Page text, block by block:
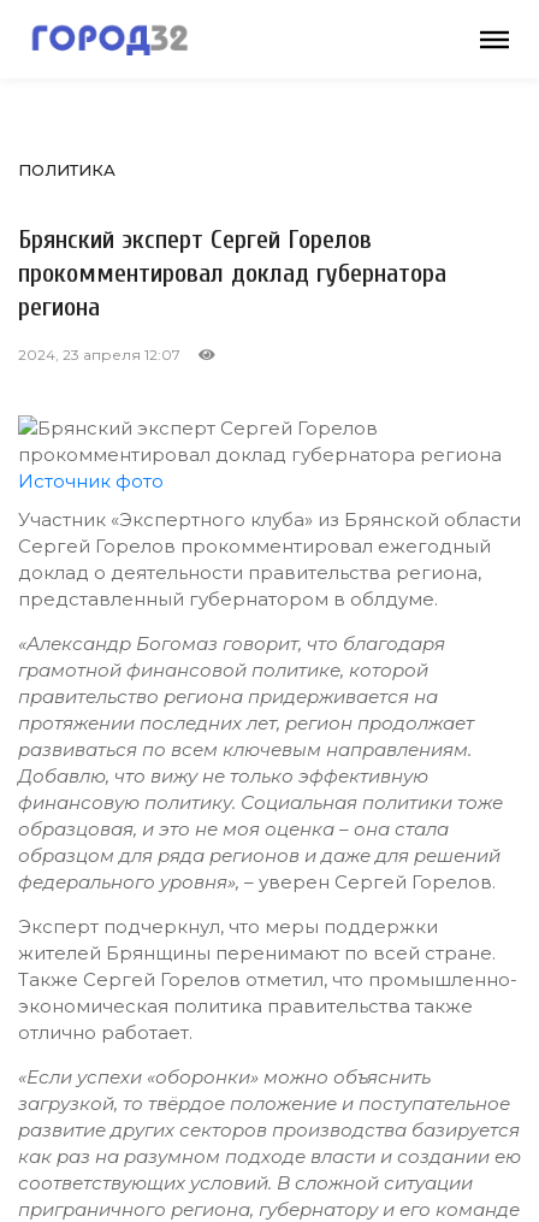
ПОЛИТИКА
Брянский эксперт Сергей Горелов
прокомментировал доклад губернатора
региона
2024, 23 апреля 12:07
Источник фото
Участник «Экспертного клуба» из Брянской области
Сергей Горелов прокомментировал ежегодный
доклад о деятельности правительства региона,
представленный губернатором в облдуме.
«Александр Богомаз говорит, что благодаря
грамотной финансовой политике, которой
правительство региона придерживается на
протяжении последних лет, регион продолжает
развиваться по всем ключевым направлениям.
Добавлю, что вижу не только эффективную
финансовую политику. Социальная политики тоже
образцовая, и это не моя оценка – она стала
образцом для ряда регионов и даже для решений
федерального уровня», – уверен Сергей Горелов.
Эксперт подчеркнул, что меры поддержки
жителей Брянщины перенимают по всей стране.
Также Сергей Горелов отметил, что промышленно-
экономическая политика правительства также
отлично работает.
«Если успехи «оборонки» можно объяснить
загрузкой, то твёрдое положение и поступательное
развитие других секторов производства базируется
как раз на разумном подходе власти и создании ею
соответствующих условий. В сложной ситуации
приграничного региона, губернатору и его команде